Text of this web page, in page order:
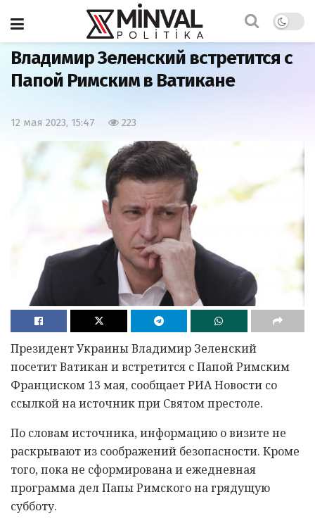
Главная
Владимир Зеленский встретится с
Папой Римским в Ватикане
12 мая 2023, 15:47 223
Президент Украины Владимир Зеленский
посетит Ватикан и встретится с Папой Римским
Франциском 13 мая, сообщает РИА Новости со
ссылкой на источник при Святом престоле.
По словам источника, информацию о визите не
раскрывают из соображений безопасности. Кроме
того, пока не сформирована и ежедневная
программа дел Папы Римского на грядущую
субботу.